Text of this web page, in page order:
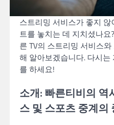
스트리밍 서비스가 좋지
트를 놓치는 데 지치셨나
른 TV의 스트리밍 서비스
해 알아보겠습니다. 다시
를 하세요!
소개: 빠른티비의 역
스 및 스포츠 중계의